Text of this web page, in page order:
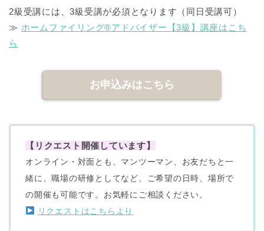
2級受講には、3級受講が必須となります（同日受講可）
≫ ホームファイリング®アドバイザー【3級】 講座はこち
ら
お申込みはこちら
【リクエスト開催しています】
オンライン・ 対面とも、マンツーマン、お友だちと一
緒に、職場の研修としてなど、ご希望の日時、場所で
の開催も可能です。お気軽にご相談ください。
リクエストはこちらより